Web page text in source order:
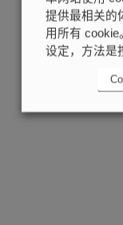
提供最相关的
用所有 cookie
设定，方法是